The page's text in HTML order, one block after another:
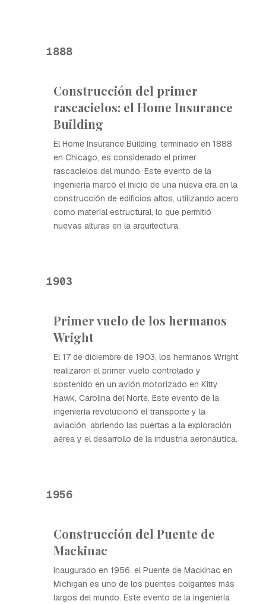
1888
Construcción del primer
rascacielos: el Home Insurance
Building
El Home Insurance Building, terminado en 1888
en Chicago, es considerado el primer
rascacielos del mundo. Este evento de la
ingeniería marcó el inicio de una nueva era en la
construcción de edificios altos, utilizando acero
como material estructural, lo que permitió
nuevas alturas en la arquitectura.
1903
Primer vuelo de los hermanos
Wright
El 17 de diciembre de 1903, los hermanos Wright
realizaron el primer vuelo controlado y
sostenido en un avión motorizado en Kitty
Hawk, Carolina del Norte. Este evento de la
ingeniería revolucionó el transporte y la
aviación, abriendo las puertas a la exploración
aérea y el desarrollo de la industria aeronáutica.
1956
Construcción del Puente de
Mackinac
Inaugurado en 1956, el Puente de Mackinac en
Michigan es uno de los puentes colgantes más
largos del mundo. Este evento de la ingeniería